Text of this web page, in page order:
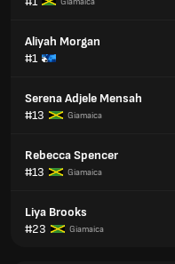
Aliyah Morgan
#1
Serena Adjele Mensah
#13
Giamaica
Rebecca Spencer
#13
Giamaica
Liya Brooks
#23
Giamaica